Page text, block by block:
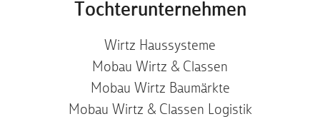
Tochterunternehmen
Wirtz Haussysteme
Mobau Wirtz & Classen
Mobau Wirtz Baumärkte
Mobau Wirtz & Classen Logistik